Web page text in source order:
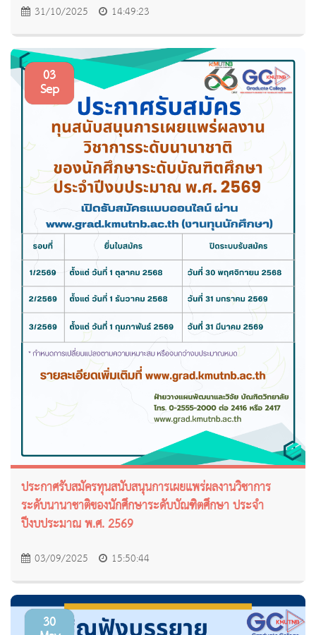
31/10/2025 14:49:23
03
Sep
ประกาศรับสมัครทุนสนับสนุนการเผยแพร่ผลงานวิชาการ
ระดับนานาชาติของนักศึกษาระดับบัณฑิตศึกษา ประจำ
ปีงบประมาณ พ.ศ. 2569
03/09/2025 15:50:44
30